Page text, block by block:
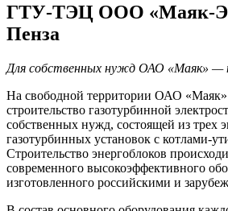
ГТУ-ТЭЦ ООО «Маяк-
Пенза
Для собственных нужд ОАО «Маяк» —
На свободной территории ОАО «Маяк»
строительство газотурбинной
собственных нужд, состоящей из трех
газотурбинных установок с котлами-
Строительство энергоблоков
современного высокоэффективного
изготовленного российскими и